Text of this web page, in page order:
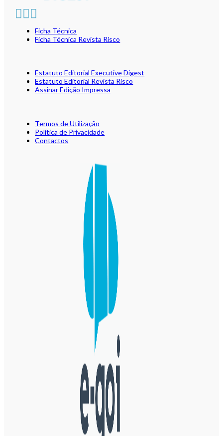
Ficha Técnica
Ficha Técnica Revista Risco
Estatuto Editorial Executive Digest
Estatuto Editorial Revista Risco
Assinar Edição Impressa
Termos de Utilização
Política de Privacidade
Contactos